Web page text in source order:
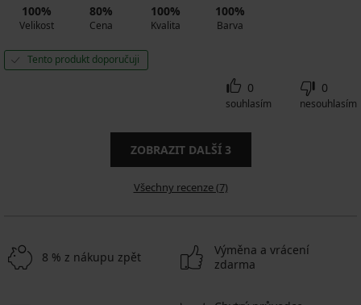
100%
Velikost
80%
Cena
100%
Kvalita
100%
Barva
Tento produkt doporučuji
0
souhlasím
0
nesouhlasím
ZOBRAZIT DALŠÍ 3
Všechny recenze (7)
8 % z nákupu zpět
Výměna a vrácení
zdarma